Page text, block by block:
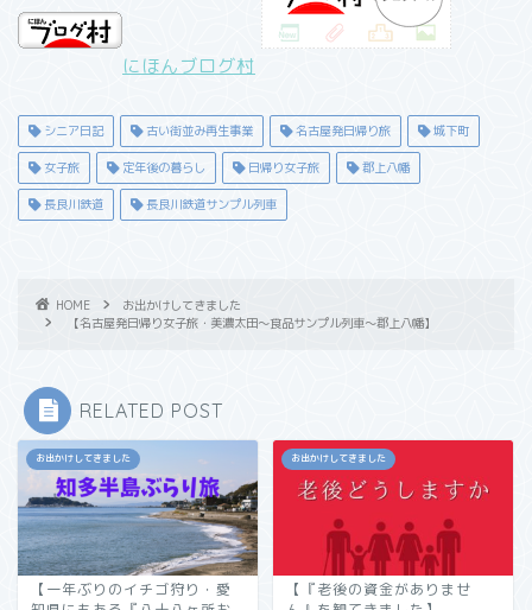
にほんブログ村
シニア日記 古い街並み再生事業 名古屋発日帰り旅 城下町
女子旅 定年後の暮らし 日帰り女子旅 郡上八幡
長良川鉄道 長良川鉄道サンプル列車
HOME
お出かけしてきました
【名古屋発日帰り女子旅・美濃太田〜食品サンプル列車〜郡上八幡】
RELATED POST
お出かけしてきました
【一年ぶりのイチゴ狩り・愛
お出かけしてきました
【『老後の資金がありませ